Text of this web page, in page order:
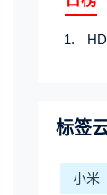
标签
小米